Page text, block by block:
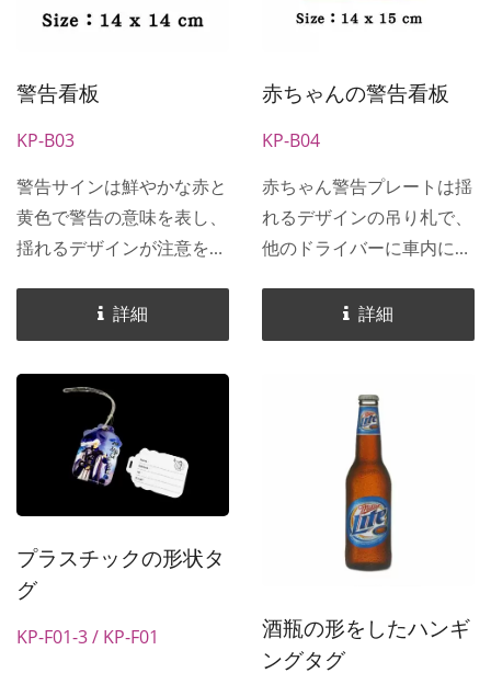
表現を通じて、事前に状況
らすことができます。
警告看板
KP-B03
警告サインは鮮やかな赤と
黄色で警告の意味を表し、
揺れるデザインが注意を引
の後窓や店舗のドア・窓に
使用でき、状況の警告やス
ローガンを示します。吸盤
が付いており、揺れること
で注目を集め、警告効果を
高めます。このサインを使
うことで、事前に状況を把
ことができます。
詳細
赤ちゃんの警告看板
KP-B04
赤ちゃん警告プレートは揺
れるデザインの吊り札で、
他のドライバーに車内に赤
せ、安全運転を促します。
赤ちゃん警告プレートは自
窓に使用でき、状況警告や
標語を表示します。吸盤が
付いており、揺れる効果で
注目を集め、警告効果を高
めます。このプレートを使
うことで、事前に状況を理
の時間を無駄にすることを
減らします。
詳細
プラスチックの形状タ
グ
KP-F01-3 / KP-F01
酒瓶の形をしたハンギ
ングタグ